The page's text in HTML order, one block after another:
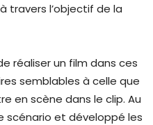
travers l’objectif de la
réaliser un film dans ces
semblables à celle que
en scène dans le clip. Au
scénario et développé les